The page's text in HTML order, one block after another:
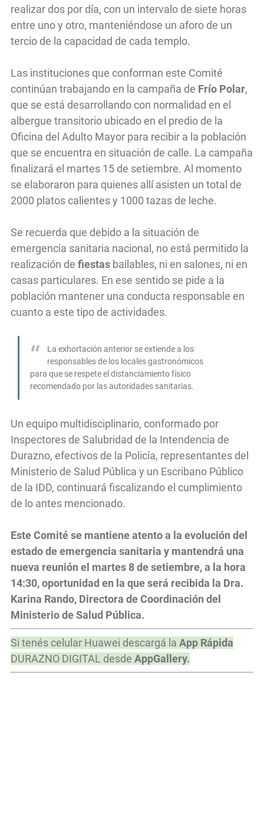
realizar dos por día, con un intervalo de siete horas
entre uno y otro, manteniéndose un aforo de un
tercio de la capacidad de cada templo.
Las instituciones que conforman este Comité
continúan trabajando en la campaña de Frío Polar,
que se está desarrollando con normalidad en el
albergue transitorio ubicado en el predio de la
Oficina del Adulto Mayor para recibir a la población
que se encuentra en situación de calle. La campaña
finalizará el martes 15 de setiembre. Al momento
se elaboraron para quienes allí asisten un total de
2000 platos calientes y 1000 tazas de leche.
Se recuerda que debido a la situación de
emergencia sanitaria nacional, no está permitido la
realización de fiestas bailables, ni en salones, ni en
casas particulares. En ese sentido se pide a la
población mantener una conducta responsable en
cuanto a este tipo de actividades.
La exhortación anterior se extiende a los
responsables de los locales gastronómicos
para que se respete el distanciamiento físico
recomendado por las autoridades sanitarias.
Un equipo multidisciplinario, conformado por
Inspectores de Salubridad de la Intendencia de
Durazno, efectivos de la Policía, representantes del
Ministerio de Salud Pública y un Escribano Público
de la IDD, continuará fiscalizando el cumplimiento
de lo antes mencionado.
Este Comité se mantiene atento a la evolución del
estado de emergencia sanitaria y mantendrá una
nueva reunión el martes 8 de setiembre, a la hora
14:30, oportunidad en la que será recibida la Dra.
Karina Rando, Directora de Coordinación del
Ministerio de Salud Pública.
Si tenés celular Huawei descargá la App Rápida
DURAZNO DIGITAL desde AppGallery.